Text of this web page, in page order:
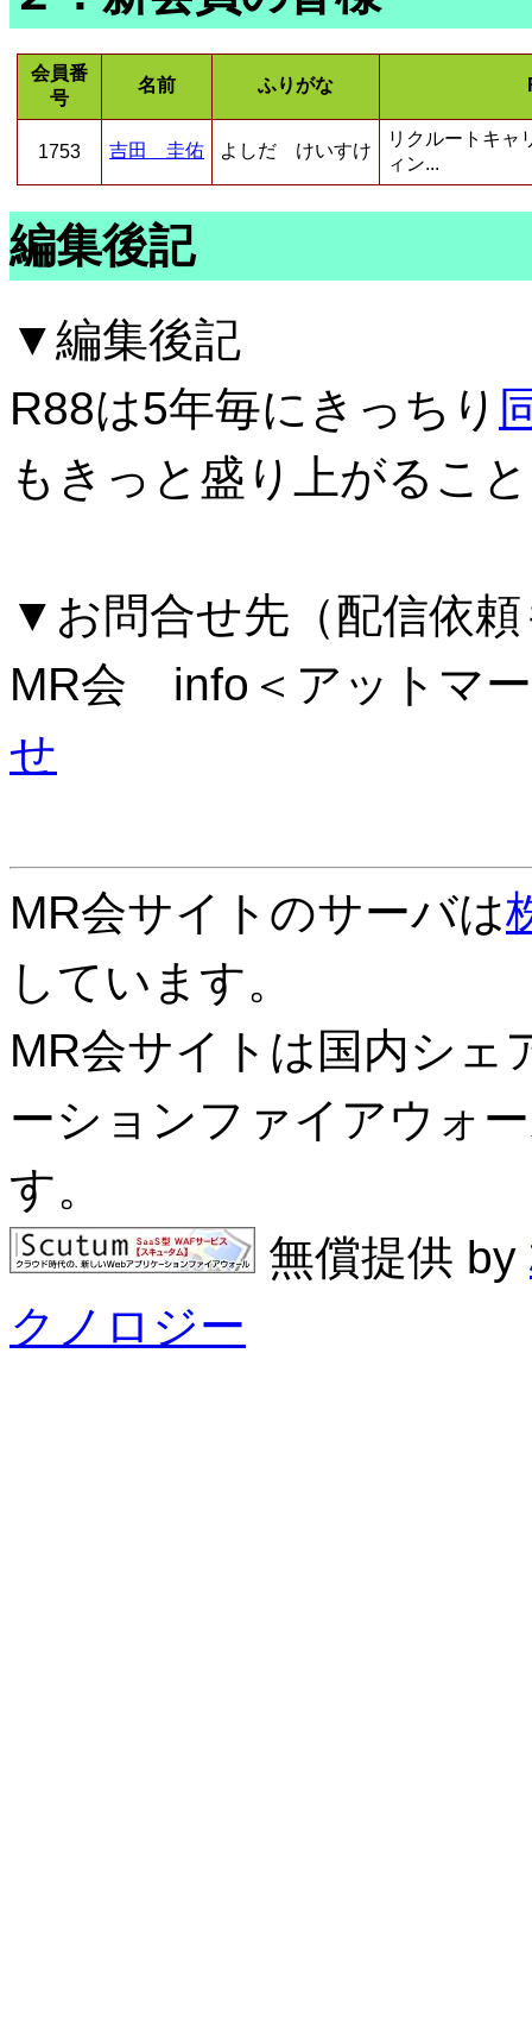
会員番
号
名前 ふりがな
1753 吉田 圭佑 よしだ けいすけ
リクルートキ
ィン...
編集後記
▼編集後記
R88は5年毎にきっちり
もきっと盛り上がるこ
▼お問合せ先（配信依
MR会 info＜アットマ
せ
MR会サイトのサーバは
しています。
MR会サイトは国内シェ
ーションファイアウォ
す。
無償提供 by
クノロジー